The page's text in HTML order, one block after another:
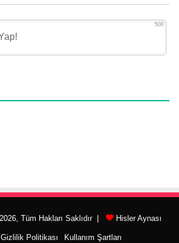
500
Tüm Hakları Saklıdır | Hisler Aynası
Gizlilik Politikası Kullanım Şartları